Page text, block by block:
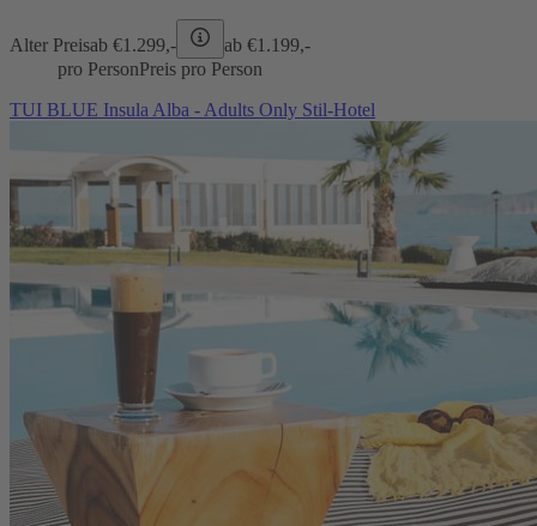
Alter Preisab €1.299,- ab €1.199,-
pro PersonPreis pro Person
TUI BLUE Insula Alba - Adults Only Stil-Hotel